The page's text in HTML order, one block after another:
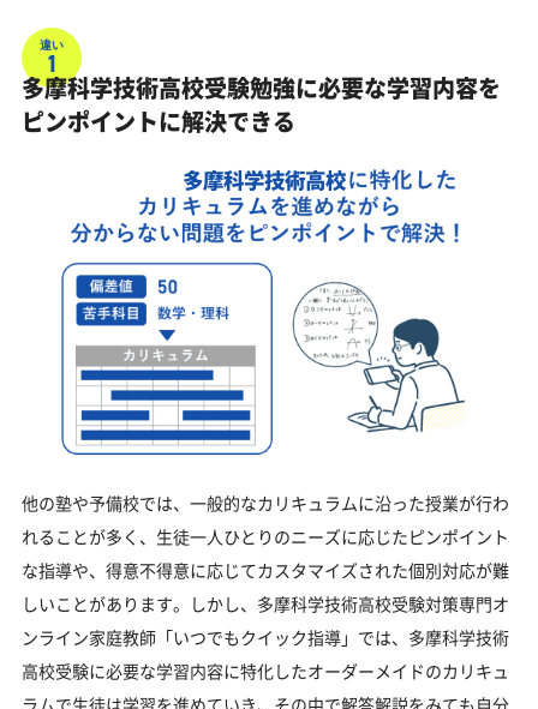
違い
1
多摩科学技術高校受験勉強に必要な学習内容を
ピンポイントに解決できる
多摩科学技術高校
他の塾や予備校では、一般的なカリキュラムに沿った授業が行わ
れることが多く、生徒一人ひとりのニーズに応じたピンポイント
な指導や、得意不得意に応じてカスタマイズされた個別対応が難
しいことがあります。しかし、多摩科学技術高校受験対策専門オ
ンライン家庭教師「いつでもクイック指導」では、多摩科学技術
高校受験に必要な学習内容に特化したオーダーメイドのカリキュ